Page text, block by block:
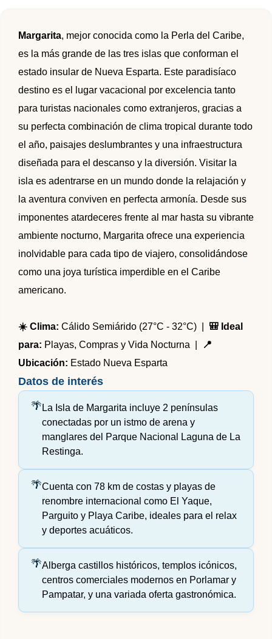
🌴 Península de Paria
Promociones
Contacto
Margarita, mejor conocida como la Perla del Caribe,
es la más grande de las tres islas que conforman el
estado insular de Nueva Esparta. Este paradisíaco
destino es el lugar vacacional por excelencia tanto
para turistas nacionales como extranjeros, gracias a
su perfecta combinación de clima tropical durante todo
el año, paisajes deslumbrantes y una infraestructura
diseñada para el descanso y la diversión. Visitar la
isla es adentrarse en un mundo donde la relajación y
la aventura conviven en perfecta armonía. Desde sus
imponentes atardeceres frente al mar hasta su vibrante
ambiente nocturno, Margarita ofrece una experiencia
inolvidable para cada tipo de viajero, consolidándose
como una joya turística imperdible en el Caribe
americano.
☀️ Clima: Cálido Semiárido (27°C - 32°C) | 🎒 Ideal
para: Playas, Compras y Vida Nocturna |
📍
Ubicación: Estado Nueva Esparta
Datos de interés
La Isla de Margarita incluye 2 penínsulas
conectadas por un istmo de arena y
manglares del Parque Nacional Laguna de La
Restinga.
Cuenta con 78 km de costas y playas de
renombre internacional como El Yaque,
Parguito y Playa Caribe, ideales para el relax
y deportes acuáticos.
Alberga castillos históricos, templos icónicos,
centros comerciales modernos en Porlamar y
Pampatar, y una variada oferta gastronómica.